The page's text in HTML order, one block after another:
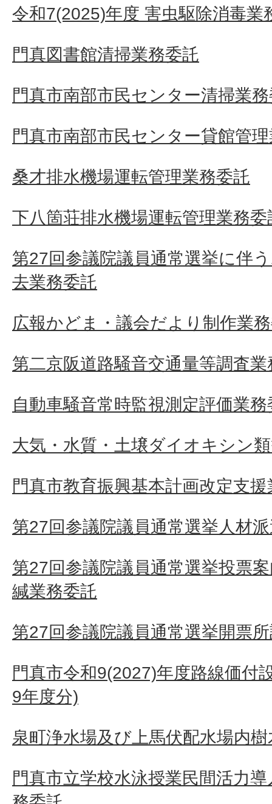
令和7(2025)年度 害虫駆除消毒業
門真図書館清掃業務委託
門真市南部市民センター清掃業
門真市南部市民センター貸館管
桑才排水機場運転管理業務委託
下八箇荘排水機場運転管理業務委
第27回参議院議員通常選挙に伴
去業務委託
広報かどま・議会だより制作業
第二京阪道路騒音交通量等調査業
自動車騒音常時監視測定評価業務
大気・水質・土壌ダイオキシン
門真市教育振興基本計画改定支
第27回参議院議員通常選挙人材
第27回参議院議員通常選挙投票
緘業務委託
第27回参議院議員通常選挙開票
門真市令和9(2027)年度路線価付
9年度分)
泉町浄水場及び上馬伏配水場内
門真市立学校水泳授業民間活力